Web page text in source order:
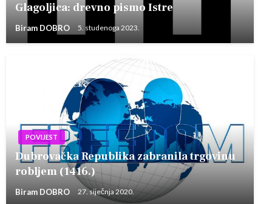
Glagoljica: drevno pismo Istre
Biram DOBRO 5. studenoga 2023.
POVIJEST
Dubrovačka Republika zabranila trgovinu
robljem (1416.)
Biram DOBRO 27. siječnja 2020.